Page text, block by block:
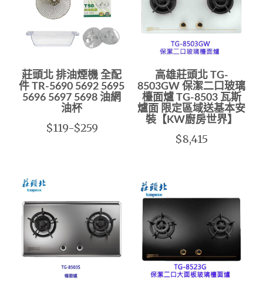
莊頭北 排油煙機 全配
件 TR-5690 5692 5695
5696 5697 5698 油網
油杯
$119-$259
高雄莊頭北 TG-
8503GW 保潔二口玻璃
檯面爐 TG-8503 瓦斯
爐面 限定區域送基本安
裝【KW廚房世界】
$8,415